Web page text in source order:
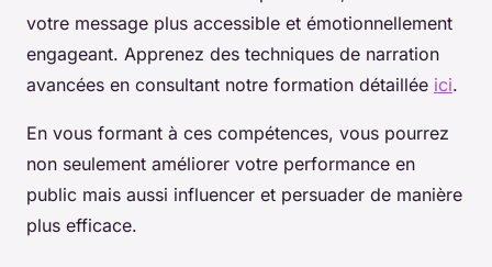
votre message plus accessible et émotionnellement
engageant. Apprenez des techniques de narration
avancées en consultant notre formation détaillée ici.
En vous formant à ces compétences, vous pourrez
non seulement améliorer votre performance en
public mais aussi influencer et persuader de manière
plus efficace.